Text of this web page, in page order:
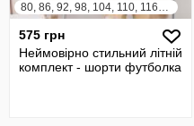
80, 86, 92, 98, 104, 110, 116, 122
575 грн
Неймовірно стильний літній
комплект - шорти футболка